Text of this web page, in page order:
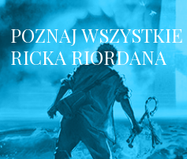
POZNAJ
RICKA RIORDANA